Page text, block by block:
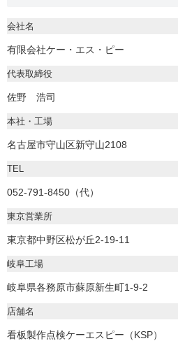
会社名
有限会社ケー・エス・ピー
代表取締役
佐野 浩司
本社・工場
名古屋市守山区新守山2108
TEL
052-791-8450（代）
東京営業所
東京都中野区松が丘2-19-11
岐阜工場
岐阜県各務原市蘇原新生町1-9-2
店舗名
看板製作点検ケーエスピー（KSP）